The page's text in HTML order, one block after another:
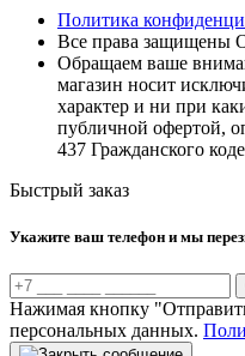
Политика
Все права
Обращаем ваше
магазин носит
характер и ни при
публичной офертой,
437 Гражданского
Быстрый заказ
Укажите ваш телефон и мы
Нажимая кнопку
персональных данных.